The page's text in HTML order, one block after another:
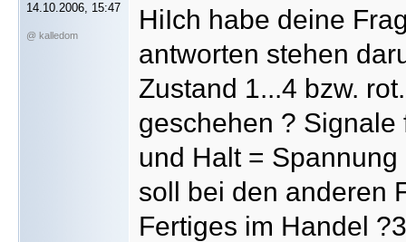
14.10.2006, 15:47
@ kalledom
HiIch habe deine
antworten stehen
Zustand 1...4 bzw.
geschehen ?
und Halt =
soll bei den anderen
Fertiges im Handel